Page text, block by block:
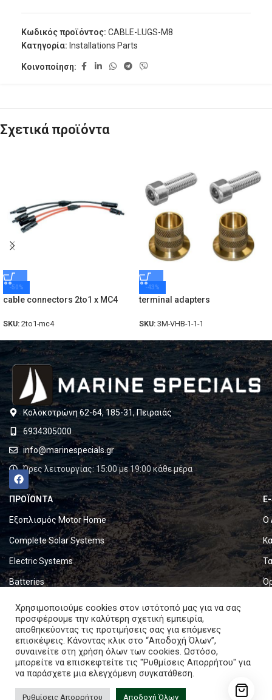
Κωδικός προϊόντος: CABLE-LUGS-M8
Κατηγορία: Installations Parts
Κοινοποίηση:
Σχετικά προϊόντα
-50%
cable connectors 2to1 x MC4
SKU: 2to1-mc4
-43%
terminal adapters
SKU: 3M-VHB-1-1-1
Κολοκοτρώνη 62-64, 185-31, Πειραιάς
6934305000
info@marinespecials.gr
Ώρες λειτουργίας: 15:00 με 19:00 κάθε μέρα
ΠΡΟΪΟΝΤΑ
Εξοπλισμός Motor Home
Complete Solar Systems
Electric Systems
Batteries
Set & Fold Solar Panels
Marine Equipment
Ο
Copyright © 2024. All rights reserved.
Χρησιμοποιούμε cookies στον ιστότοπό μας για να σας
προσφέρουμε την καλύτερη σχετική εμπειρία,
αποθηκεύοντας τις προτιμήσεις σας για επόμενες
επισκέψεις. Κάνοντας κλικ στο “Αποδοχή Όλων”,
συναινείτε στη χρήση όλων των cookies. Ωστόσο,
μπορείτε να επισκεφτείτε τις "Ρυθμίσεις Απορρήτου" για
να παράσχετε μια ελεγχόμενη συγκατάθεση.
Ρυθμίσεις Απορρήτου Αποδοχή Όλων